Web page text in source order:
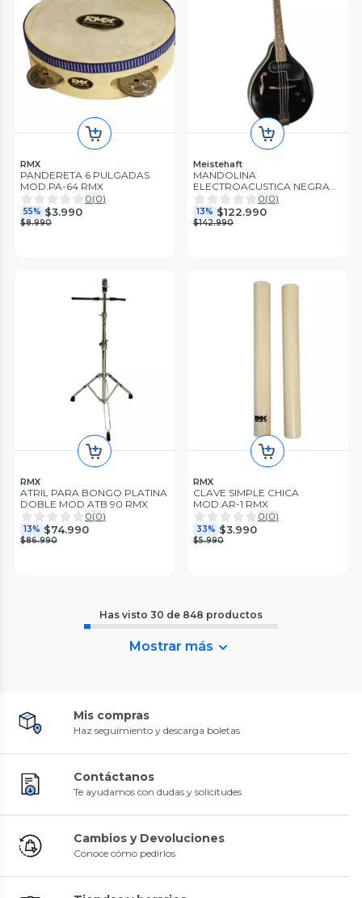
RMX
PANDERETA 6 PULGADAS
MOD.PA-64 RMX
0(0)
55% $3.990
$8.990
Meistehaft
MANDOLINA
ELECTROACUSTICA NEGRA
MOD BEETHOVEN
MEISTEHAFT
0(0)
13% $122.990
$142.990
RMX
ATRIL PARA BONGO PLATINA
DOBLE MOD ATB 90 RMX
0(0)
13% $74.990
$86.990
RMX
CLAVE SIMPLE CHICA
MOD.AR-1 RMX
0(0)
33% $3.990
$5.990
Has visto 30 de 848 productos
Mostrar más
Mis compras
Haz seguimiento y descarga boletas
Contáctanos
Te ayudamos con dudas y solicitudes
Cambios y Devoluciones
Conoce cómo pedirlos